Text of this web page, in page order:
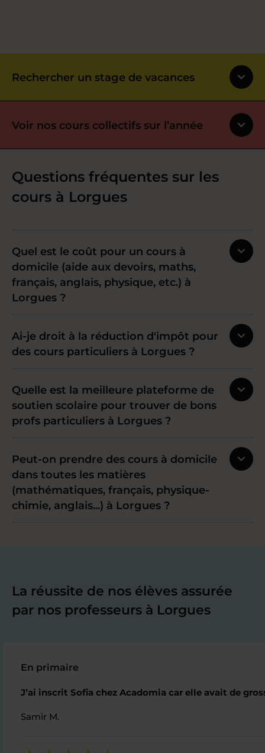
Rechercher un stage de vacances
Voir nos cours collectifs sur l’année
Questions fréquentes sur les
cours à Lorgues
Quel est le coût pour un cours à
domicile (aide aux devoirs, maths,
français, anglais, physique, etc.) à
Lorgues ?
Ai-je droit à la réduction d'impôt pour
des cours particuliers à Lorgues ?
Quelle est la meilleure plateforme de
soutien scolaire pour trouver de bons
profs particuliers à Lorgues ?
Peut-on prendre des cours à domicile
dans toutes les matières
(mathématiques, français, physique-
chimie, anglais...) à Lorgues ?
La réussite de nos élèves assurée
par nos professeurs à Lorgues
En primaire
J’ai inscrit Sofia chez Acadomia car elle avait de
Samir M.